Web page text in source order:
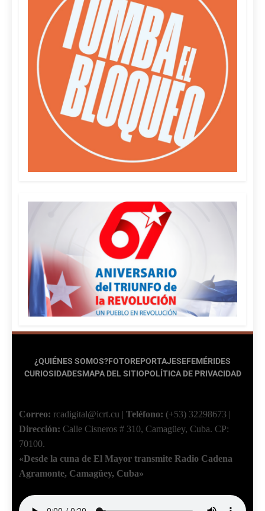
¿QUIÉNES SOMOS?FOTOREPORTAJESEFEMÉRIDES
CURIOSIDADESMAPA DEL SITIOPOLÍTICA DE PRIVACIDAD
Correo: rcadigital@icrt.cu | Teléfono: (+53) 32298673 |
Dirección: Calle Cisneros # 310, Camagüey, Cuba. CP:
70100.
«Desde la cuna de El Mayor transmite Radio Cadena
Agramonte, Camagüey, Cuba»